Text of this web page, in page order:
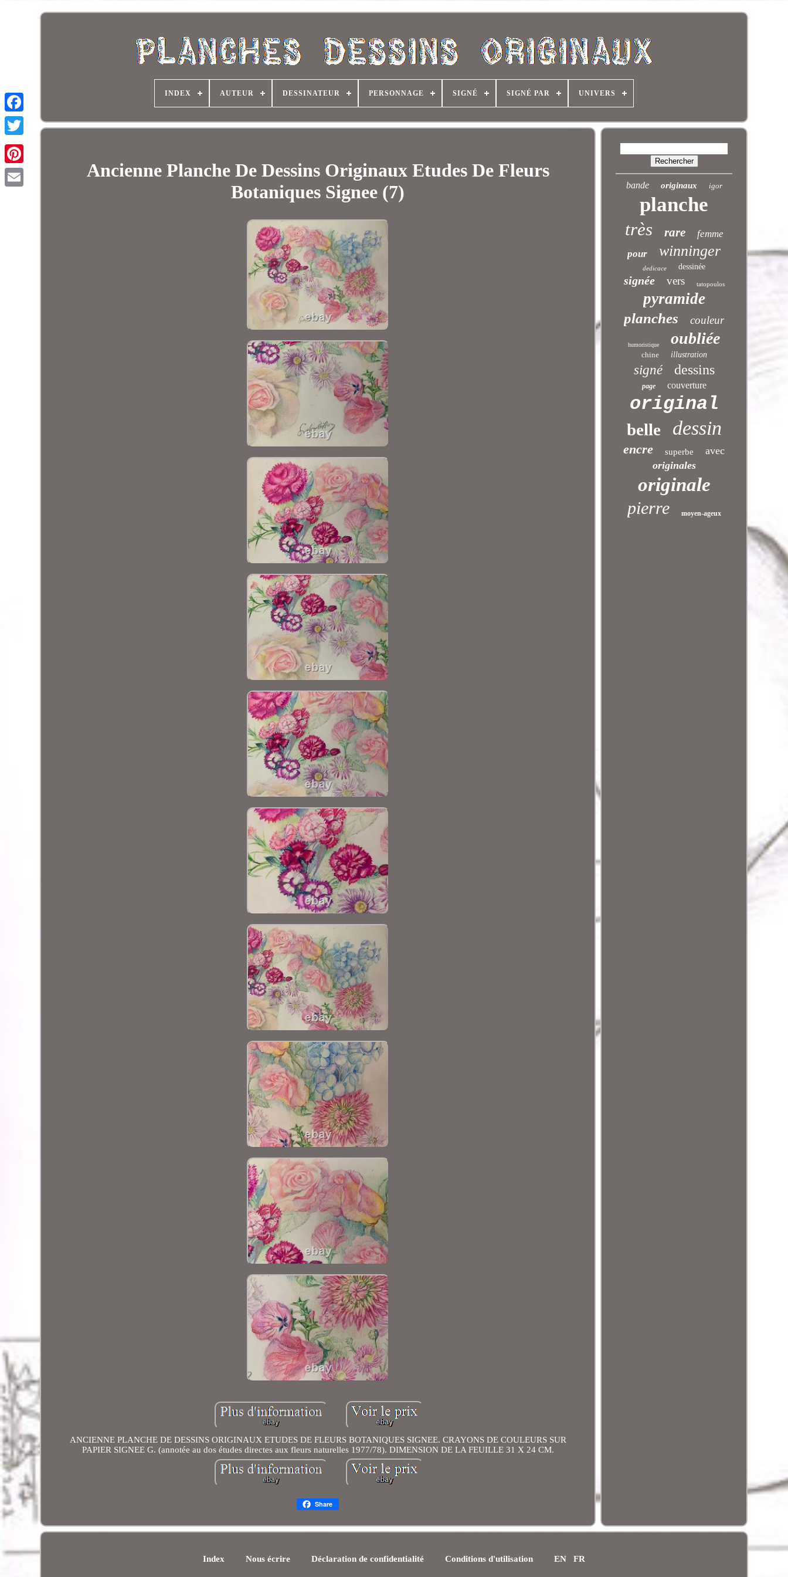
INDEX AUTEUR DESSINATEUR PERSONNAGE SIGNÉ SIGNÉ PAR UNIVERS
Ancienne Planche De Dessins Originaux Etudes De Fleurs
Botaniques Signee (7)
ANCIENNE PLANCHE DE DESSINS ORIGINAUX ETUDES DE FLEURS BOTANIQUES SIGNEE. CRAYONS DE COULEURS SUR
PAPIER SIGNEE G. (annotée au dos études directes aux fleurs naturelles 1977/78). DIMENSION DE LA FEUILLE 31 X 24 CM.
Share
bande originaux igor
planche
très rare
femme
pour
winninger
dedicace dessinée
signée vers tatopoulos
pyramide
planches couleur
humoristique oubliée
chine illustration
signé dessins
page couverture
original
belle dessin
encre superbe
avec
originales
originale
pierre moyen-ageux
Index Nous écrire Déclaration de confidentialité Conditions d'utilisation EN FR